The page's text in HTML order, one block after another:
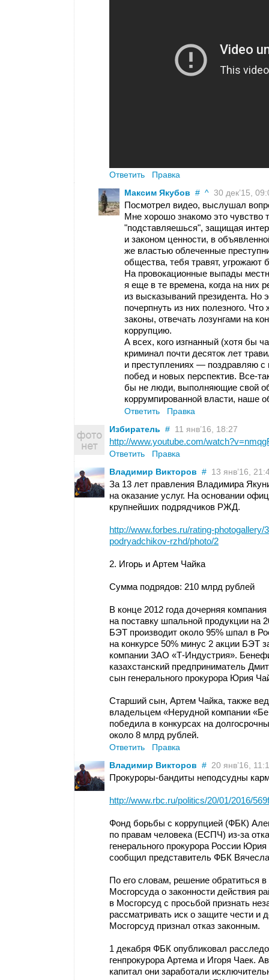
Ответить
Правка
Максим Якубов # ^ 30 дек’15,
Посмотрел видео, выслушал
Мне хорошо знакомо это чувство
"подставляешься", защищая
и законом ценности, в
же властью облеченные
общества, тебя травят, угрожают
На провокационные выпады
я еще в те времена, когда на них
из высказываний президента.
почерпнуть из них полезного.
законы, отвечать лозунгами на
коррупцию.
А всех, кого изгнанный (хотя бы
криминал почти десяток лет
и преступлениях — поздравляю
побед и новых перспектив. Все-
бы не люди, выполняющие свой
коррумпированной власти, наше
Ответить
Правка
Избиратель # 11 янв’16, 18:27
http://www.youtube.com/
Ответить
Правка
Владимир Викторов # 13 янв’16,
За 13 лет правления Владимира
на оказание услуг. На основании
крупнейших подрядчиков РЖД.
http://www.forbes.ru/rating-
podryadchikov-rzhd/photo/2
2. Игорь и Артем Чайка
Сумма подрядов: 210 млрд рублей
В конце 2012 года дочерняя
на поставку шпальной продукции на
БЭТ производит около 95% шпал в
на конкурсе 50% минус 2 акции БЭТ
компании ЗАО «Т-Индустрия».
казахстанский предприниматель
сын генерального прокурора Юрия
Старший сын, Артем Чайка, также
владельцем «Нерудной компании
победила в конкурсах на
около 8 млрд рублей.
Ответить
Правка
Владимир Викторов # 20 янв’16,
Прокуроры-бандиты неподсудны
http://www.rbc.ru/politics/20/01/2016/
Фонд борьбы с коррупцией (ФБК)
по правам человека (ЕСПЧ) из-за
генерального прокурора России
сообщил представитель ФБК
По его словам, решение обратиться
Мосгорсуда о законности действия
в Мосгорсуд с просьбой признать
рассматривать иск о защите чести и
Мосгорсуд признал отказ законным.
1 декабря ФБК опубликовал
генпрокурора Артема и Игоря Чаек.
капитал они заработали